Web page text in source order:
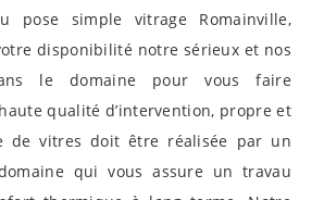
pose simple vitrage Romainville,
disponibilité notre sérieux et nos
le domaine pour vous faire
qualité d’intervention, propre et
de vitres doit être réalisée par un
qui vous assure un travau